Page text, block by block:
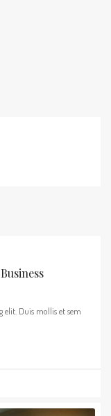
Duis mollis et sem